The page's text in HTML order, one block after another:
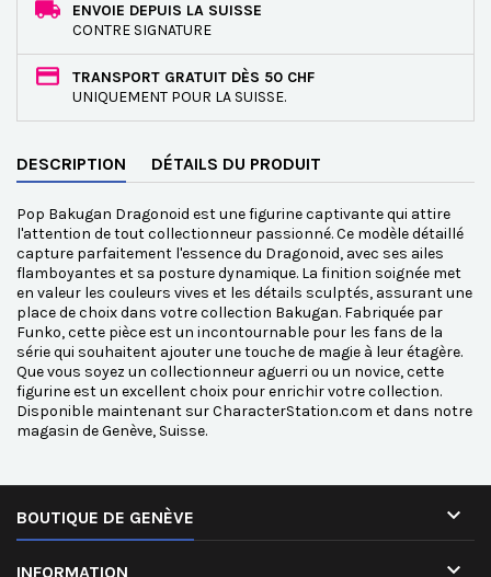
ENVOIE DEPUIS LA SUISSE
CONTRE SIGNATURE
TRANSPORT GRATUIT DÈS 50 CHF
UNIQUEMENT POUR LA SUISSE.
DESCRIPTION DÉTAILS DU PRODUIT
Pop Bakugan Dragonoid est une figurine captivante qui attire
l'attention de tout collectionneur passionné. Ce modèle détaillé
capture parfaitement l'essence du Dragonoid, avec ses ailes
flamboyantes et sa posture dynamique. La finition soignée met
en valeur les couleurs vives et les détails sculptés, assurant une
place de choix dans votre collection Bakugan. Fabriquée par
Funko, cette pièce est un incontournable pour les fans de la
série qui souhaitent ajouter une touche de magie à leur étagère.
Que vous soyez un collectionneur aguerri ou un novice, cette
figurine est un excellent choix pour enrichir votre collection.
Disponible maintenant sur CharacterStation.com et dans notre
magasin de Genève, Suisse.
BOUTIQUE DE GENÈVE 
INFORMATION 